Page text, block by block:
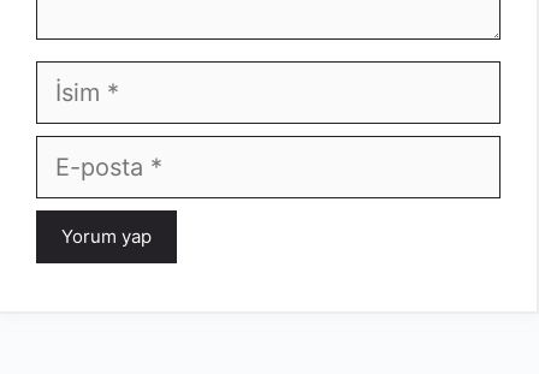
İsim
E-
posta